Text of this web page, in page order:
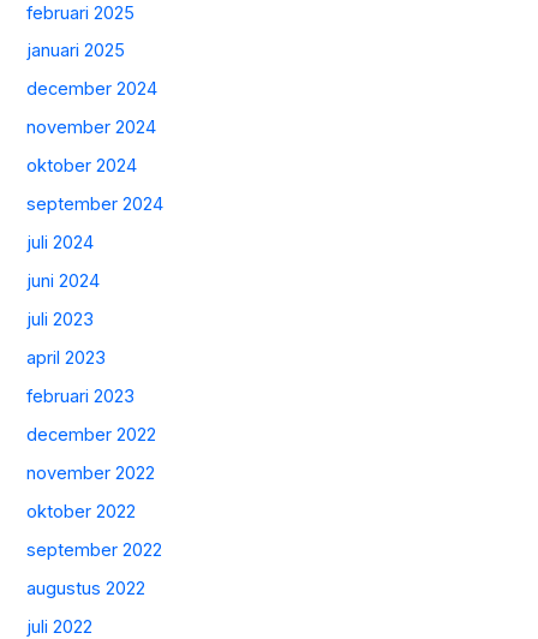
februari 2025
januari 2025
december 2024
november 2024
oktober 2024
september 2024
juli 2024
juni 2024
juli 2023
april 2023
februari 2023
december 2022
november 2022
oktober 2022
september 2022
augustus 2022
juli 2022